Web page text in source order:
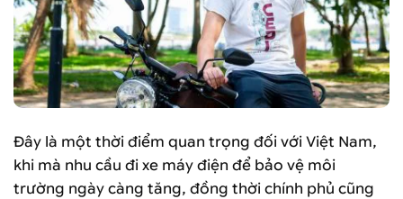
Đây là một thời điểm quan trọng đối với Việt Nam,
khi mà nhu cầu đi xe máy điện để bảo vệ môi
trường ngày càng tăng, đồng thời chính phủ cũng